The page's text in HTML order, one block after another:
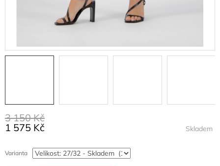
3 150 Kč
1 575 Kč
cena:
Skladem
Varianta